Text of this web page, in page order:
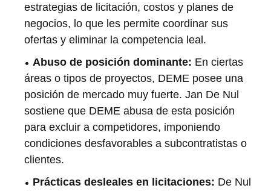
estrategias de licitación, costos y planes de
negocios, lo que les permite coordinar sus
ofertas y eliminar la competencia leal.
Abuso de posición dominante: En ciertas
áreas o tipos de proyectos, DEME posee una
posición de mercado muy fuerte. Jan De Nul
sostiene que DEME abusa de esta posición
para excluir a competidores, imponiendo
condiciones desfavorables a subcontratistas o
clientes.
Prácticas desleales en licitaciones: De Nul